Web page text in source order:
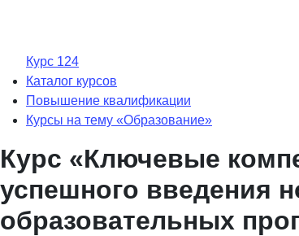
Курс 124
Каталог курсов
Повышение квалификации
Курсы на тему «Образование»
Курс «Ключевые
успешного введения
образовательных